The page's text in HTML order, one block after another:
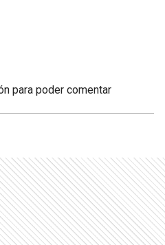
para poder comentar